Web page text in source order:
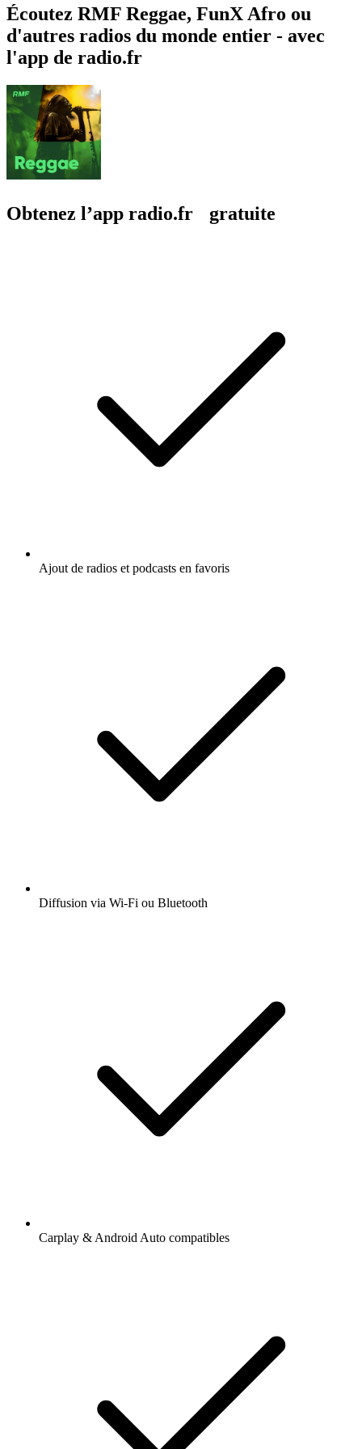
Écoutez RMF Reggae, FunX Afro ou
d'autres radios du monde entier - avec
l'app de radio.fr
Obtenez l’app radio.fr gratuite
Ajout de radios et podcasts en favoris
Diffusion via Wi-Fi ou Bluetooth
Carplay & Android Auto compatibles